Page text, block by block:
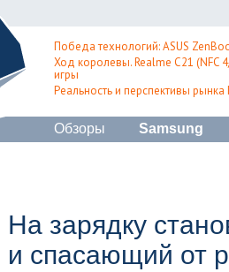
Победа технологий: ASUS
Ход королевы. Realme C21 (NFC
игры
Реальность и перспективы
Обзоры Samsung
На зарядку
и спасающий от